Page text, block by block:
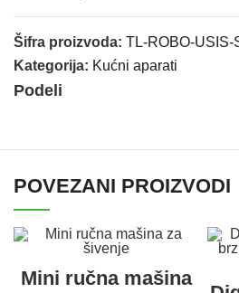
Šifra proizvoda: TL-ROBO-USIS-
Kategorija: Kućni aparati
Podeli
POVEZANI PROIZVODI
Mini ručna mašina